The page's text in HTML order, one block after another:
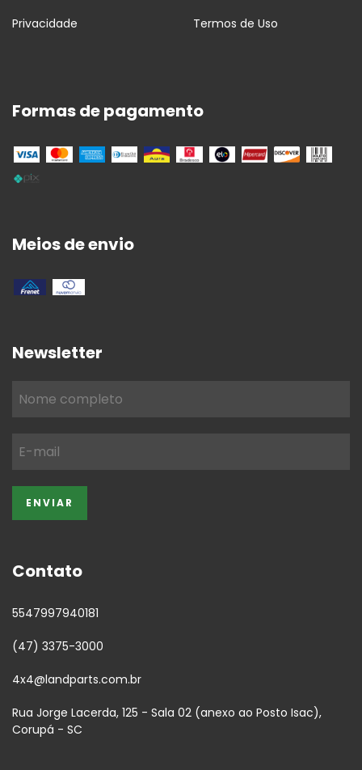
Privacidade Termos de Uso
Formas de pagamento
Meios de envio
Newsletter
Contato
5547997940181
(47) 3375-3000
4x4@landparts.com.br
Rua Jorge Lacerda, 125 - Sala 02 (anexo ao Posto Isac),
Corupá - SC